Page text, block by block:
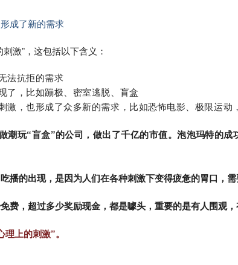
成了新的需求
激”，这包括以下含义：
法抗拒的需求
了，比如蹦极、密室逃脱、盲盒
，也形成了众多新的需求，比如恐怖电影、极限运动
潮玩“盲盒”的公司，做出了千亿的市值。泡泡玛特的
播的出现，是因为人们在各种刺激下变得疲惫的胃口，需
费，超过多少奖励现金，都是噱头，重要的是有人围观，
上的刺激”。